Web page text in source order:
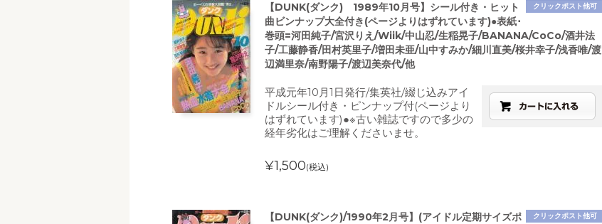
クリックポスト他可
【DUNK(ダンク) 1989年10月号】シール付き・ヒット
曲ビンナップ大全付き(ページよりはずれています)●表紙･
巻頭=河田純子/宮沢りえ/Wiik/中山忍/生稲晃子/BANANA/CoCo/酒井法
子/工藤静香/田村英里子/増田未亜/山中すみか/細川直美/桜井幸子/浅香唯/渡
辺満里奈/南野陽子/渡辺美奈代/他
平成元年10月1日発行/集英社/綴じ込みアイ
ドルシール付き・ピンナップ付(ページより
はずれています)●※古い雑誌ですので多少の
経年劣化はご理解くださいませ。
¥1,500(税込)
クリックポスト他可
【DUNK(ダンク)/1990年2月号】(アイドル定期サイズポ